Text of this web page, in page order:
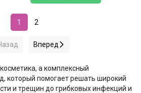
1 2
Вперед
а комплексный
который помогает решать широкий
и трещин до грибковых инфекций и